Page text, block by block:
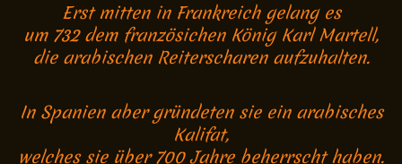
Erst mitten in Frankreich gelang es
um 732 dem französichen König Karl Martell,
die arabischen Reiterscharen aufzuhalten.
In Spanien aber gründeten sie ein arabisches
Kalifat,
welches sie über 700 Jahre beherrscht haben.